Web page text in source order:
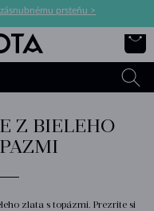
prsteňu >
Z BIELEHO
zlata s topázmi. Prezrite si